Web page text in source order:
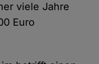
viele Jahre
Euro